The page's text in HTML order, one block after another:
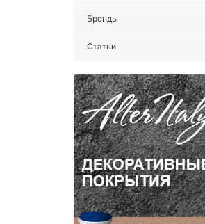
Бренды
Статьи